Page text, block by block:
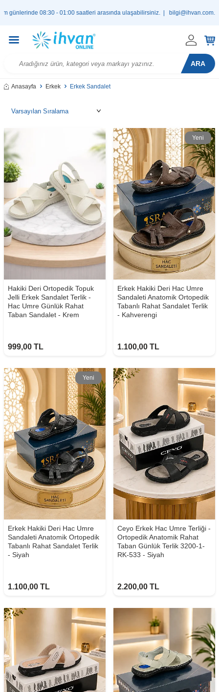
08:30 - 01:00 saatleri arasında ulaşabilirsiniz. |bilgi@ihvan.com.tr
ARA
Anasayfa Erkek Erkek Sandalet
Hakiki Deri Ortopedik Topuk
Jelli Erkek Sandalet Terlik -
Hac Umre Günlük Rahat
Taban Sandalet - Krem
999,00 TL
Yeni
Erkek Hakiki Deri Hac Umre
Sandaleti Anatomik Ortopedik
Tabanlı Rahat Sandalet Terlik
- Kahverengi
1.100,00 TL
Yeni
Erkek Hakiki Deri Hac Umre
Sandaleti Anatomik Ortopedik
Tabanlı Rahat Sandalet Terlik
- Siyah
1.100,00 TL
Ceyo Erkek Hac Umre Terliği -
Ortopedik Anatomik Rahat
Taban Günlük Terlik 3200-1-
RK-533 - Siyah
2.200,00 TL